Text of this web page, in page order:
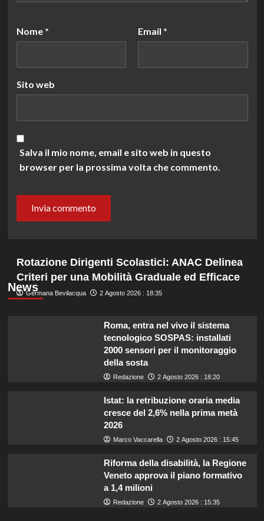
Nome * Email *
Sito web
Salva il mio nome, email e sito web in questo
browser per la prossima volta che commento.
News
Rotazione Dirigenti Scolastici: ANAC Delinea
Criteri per una Mobilità Graduale ed Efficace
Germana Bevilacqua 2 Agosto 2026 : 18:35
Roma, entra nel vivo il sistema
tecnologico SOSPAS: installati
2000 sensori per il monitoraggio
della sosta
Redazione 2 Agosto 2026 : 18:20
Istat: la retribuzione oraria media
cresce del 2,6% nella prima metà
2026
Marco Vaccarella 2 Agosto 2026 : 15:45
Riforma della disabilità, la Regione
Veneto approva il piano formativo
a 1,4 milioni
Redazione 2 Agosto 2026 : 15:35